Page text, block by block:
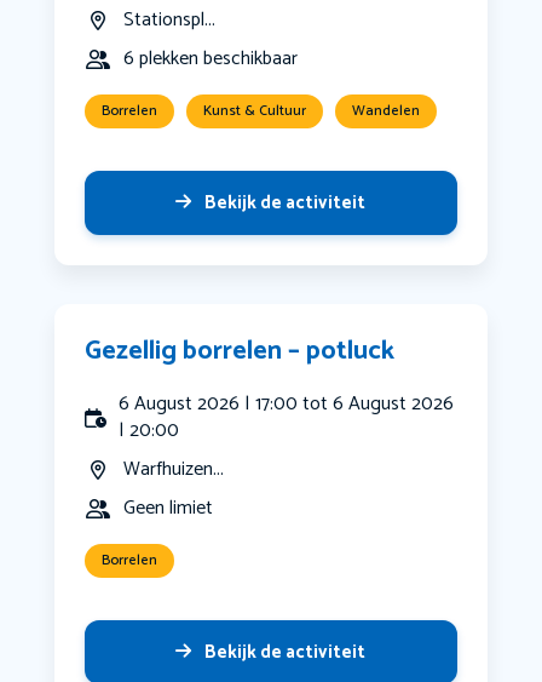
Stationspl...
6 plekken beschikbaar
Borrelen Kunst & Cultuur Wandelen
Bekijk de activiteit
Gezellig borrelen – potluck
6 August 2026 | 17:00 tot 6 August 2026
| 20:00
Warfhuizen...
Geen limiet
Borrelen
Bekijk de activiteit